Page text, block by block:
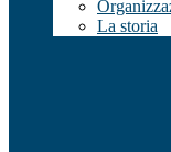
La storia